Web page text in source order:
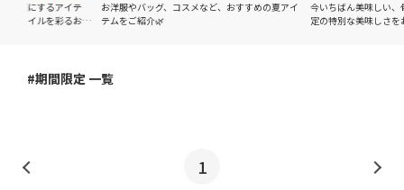
るアイテ
を彩るおす
お洋服やバッグ、コスメなど、おすすめの夏アイ
テムをご紹介🌿
今いちばん美味しい、旬の味覚
定の特別な美味しさをお楽しみ
#期間限定 一覧
1